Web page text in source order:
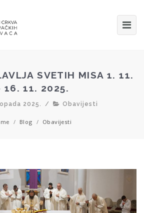
SVETIH MISA 1. 11.
16. 11. 2025.
2025. / Obavijesti
/ Blog / Obavijesti